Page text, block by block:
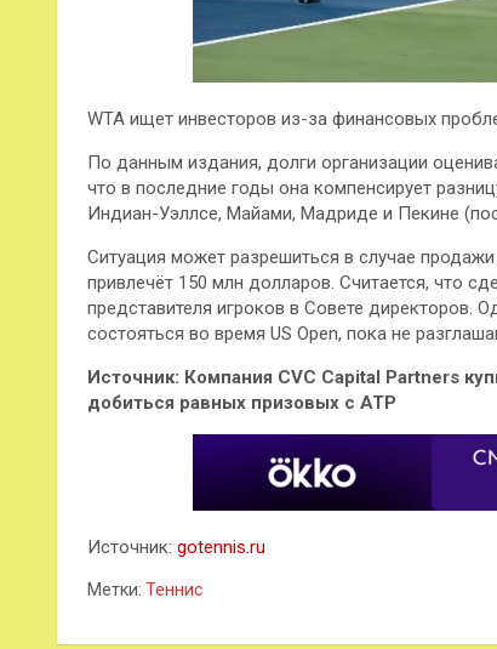
WTA ищет инвесторов из-за финансовых
По данным издания, долги организации
что в последние годы она компенсирует
Индиан-Уэллсе, Майами, Мадриде и Пекине
Ситуация может разрешиться в случае
прив лечёт 150 млн долларов. Считается, что
представителя игроков в Совете директоров.
состояться во время US Open, пока не
Источник: Компания CVC Capital Partners
добиться равных призовых с ATP
Источник: gotennis.ru
Метки: Теннис